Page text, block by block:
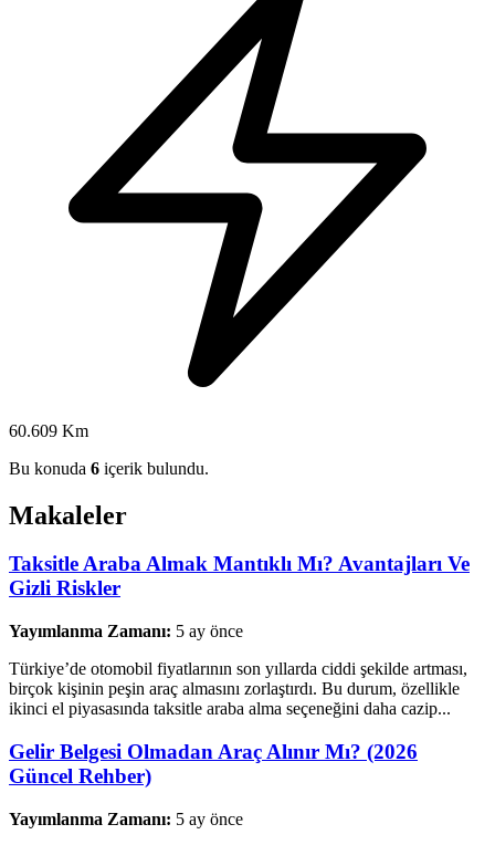
60.609 Km
Bu konuda 6 içerik bulundu.
Makaleler
Taksitle Araba Almak Mantıklı Mı? Avantajları Ve
Gizli Riskler
Yayımlanma Zamanı: 5 ay önce
Türkiye’de otomobil fiyatlarının son yıllarda ciddi şekilde artması,
birçok kişinin peşin araç almasını zorlaştırdı. Bu durum, özellikle
ikinci el piyasasında taksitle araba alma seçeneğini daha cazip...
Gelir Belgesi Olmadan Araç Alınır Mı? (2026
Güncel Rehber)
Yayımlanma Zamanı: 5 ay önce